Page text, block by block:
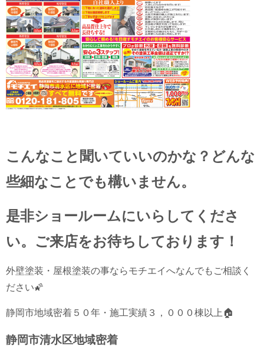
こんなこと聞いていいのかな？どんな
些細なことでも構いません。
是非ショールームにいらしてくださ
い。ご来店をお待ちしております！
外壁塗装・屋根塗装の事ならモチエイへなんでもご相談く
ださい🌠
静岡市地域密着５０年・施工実績３，０００棟以上🏠
静岡市清水区地域密着